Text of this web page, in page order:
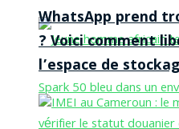
WhatsApp prend
? Voici comment
l’espace de